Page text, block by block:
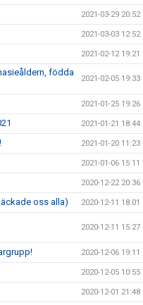
2021-03-29 20:52
2021-03-03 12:52
2021-02-12 19:21
födda
2021-02-05 19:33
2021-01-25 19:26
2021-01-21 18:44
2021-01-20 11:23
2021-01-06 15:11
2020-12-22 20:36
oss alla) 2020-12-11 18:01
2020-12-11 15:27
2020-12-06 19:11
2020-12-05 10:55
2020-12-01 21:48